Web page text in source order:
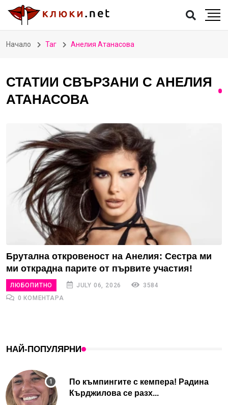
Начало Таг Анелия Атанасова
СТАТИИ СВЪРЗАНИ С АНЕЛИЯ
АТАНАСОВА
Брутална откровеност на Анелия: Сестра ми
ми открадна парите от първите участия!
ЛЮБОПИТНО JULY 06, 2026
3584
0 КОМЕНТАРА
НАЙ-ПОПУЛЯРНИ
По къмпингите с кемпера! Радина
Кърджилова се разх...